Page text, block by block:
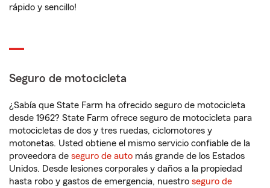
rápido y sencillo!
Seguro de motocicleta
¿Sabía que State Farm ha ofrecido seguro de motocicleta
desde 1962? State Farm ofrece seguro de motocicleta para
motocicletas de dos y tres ruedas, ciclomotores y
motonetas. Usted obtiene el mismo servicio confiable de la
proveedora de seguro de auto más grande de los Estados
Unidos. Desde lesiones corporales y daños a la propiedad
hasta robo y gastos de emergencia, nuestro seguro de